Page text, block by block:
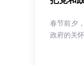
春节前夕
政府的关